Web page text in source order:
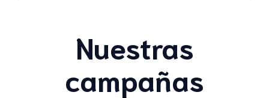
Nuestras
campañas